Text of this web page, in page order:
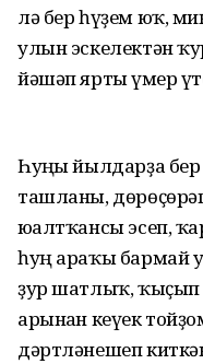
лә бер һүҙем юҡ,
улын эскелектән
йәшәп ярты ғүмер
Һуңғы йылдарҙа
ташланы,
юғалтҡансы эсеп,
һуң араҡы бармай
ҙур шатлыҡ, ҡыҫып
арынған кеүек
дәртләнешеп